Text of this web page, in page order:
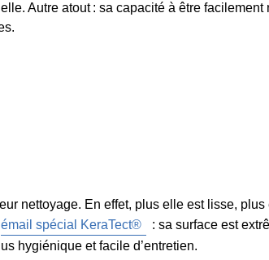
Autre atout : sa capacité à être
nettoyage. En effet, plus elle est lisse,
émail spécial KeraTect®
: sa surface est
hygiénique et facile d’entretien.